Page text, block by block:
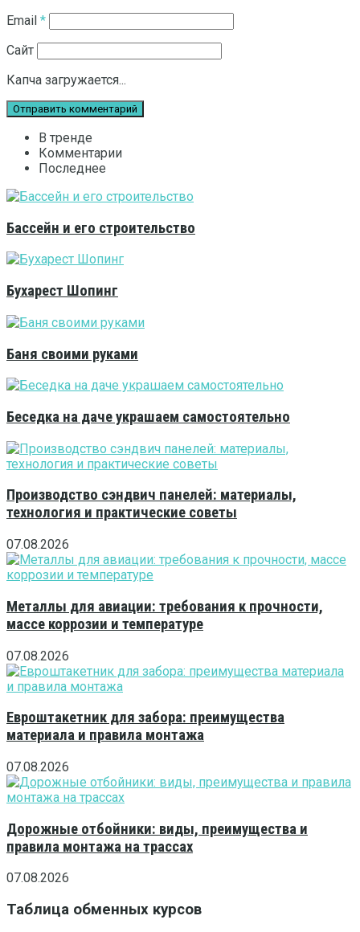
Email *
Сайт
Капча загружается...
В тренде
Комментарии
Последнее
Бассейн и его строительство
Бухарест Шопинг
Баня своими руками
Беседка на даче украшаем самостоятельно
Производство сэндвич панелей: материалы,
технология и практические советы
07.08.2026
Металлы для авиации: требования к прочности,
массе коррозии и температуре
07.08.2026
Евроштакетник для забора: преимущества
материала и правила монтажа
07.08.2026
Дорожные отбойники: виды, преимущества и
правила монтажа на трассах
07.08.2026
Таблица обменных курсов